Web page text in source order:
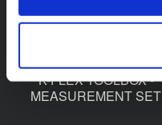
K-FLEX TOOLBOX -
MEASUREMENT SET